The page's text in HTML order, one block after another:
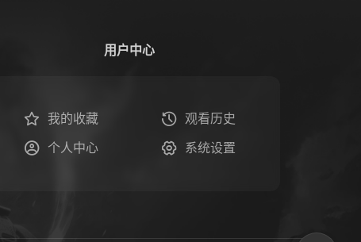
用户中心
我的收藏 观看历史
个人中心 系统设置